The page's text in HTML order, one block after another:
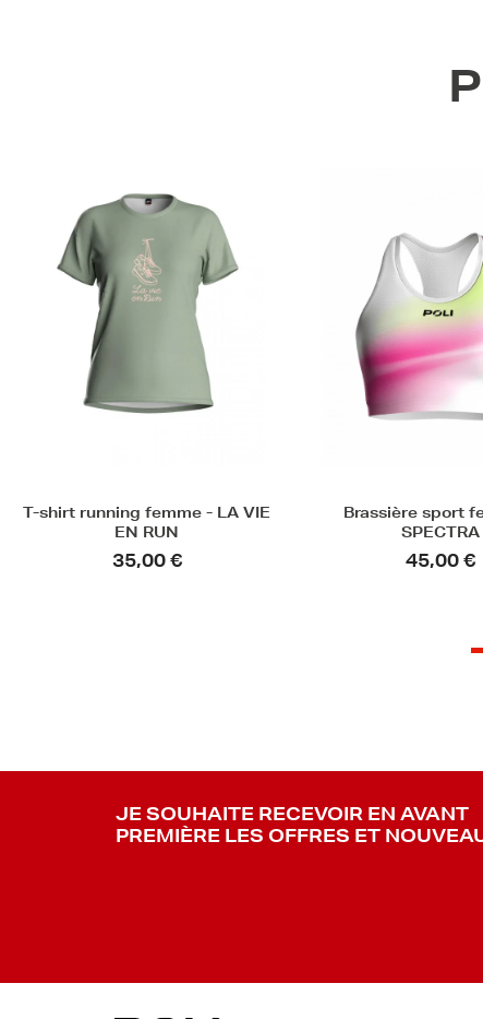
Brassière sport femme -
SPECTRA
45,00 €
T-shirt running
courtes -
36,00 €
JE SOUHAITE RECEVOIR EN AVANT
PREMIÈRE LES OFFRES ET